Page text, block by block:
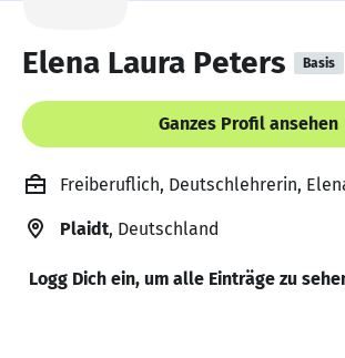
Elena Laura Peters Basis
Ganzes Profil ansehen
Freiberuflich, Deutschlehrerin,
Plaidt, Deutschland
Logg Dich ein, um alle Einträge zu